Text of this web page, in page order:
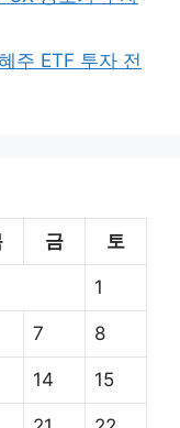
주 ETF 투자 전
금 토
1
7 8
14 15